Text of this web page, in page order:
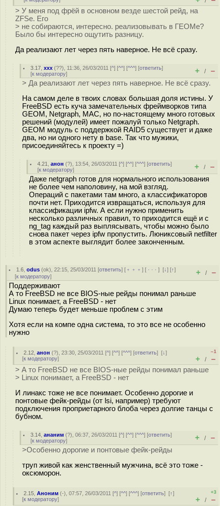
> У меня под фрёй в основном везде шестой рейд, на
ZFSе. Его
> не собираются, интересно. реализовывать в ГЕОМе?
Было бы интересно ощутить разницу.
Да реализают лет через пять наверное. Не всё сразу.
3.17 ,xxx (??), 11:36, 26/03/2011 [^] [^^] [^^^] [ответить]
[к модератору] + / –
> Да реализают лет через пять наверное. Не всё сразу.
На самом деле в твоих словах большая доля истины. У
FreeBSD есть куча замечательных фреймворков типа
GEOM, Netgraph, MAC, но по-настоящему много готовых
решений (модулей) имеет пожалуй только Netgraph.
GEOM модуль с поддержкой RAID5 существует и даже
два, но ни одного нету в base. Так что мужики,
присоединяйтесь к проекту =)
4.21 ,анон (?), 13:54, 26/03/2011 [^] [^^] [^^^] [ответить]
[к модератору] + / –
Даже netgraph готов для нормального использования
не более чем наполовину, на мой взгляд.
Операций с пакетами там много, а классификаторов
почти нет. Приходится извращаться, используя для
классификации ipfw. А если нужно применить
несколько различных правил, то приходится ещё и с
ng_tag каждый раз выплясывать, чтобы можно было
снова пакет через ipfw пропустить. Люниксовый netfilter
в этом аспекте выглядит более законченным.
1.6 ,odus (ok), 22:15, 25/03/2011 [ответить] [ ﹢﹢﹢] [ · · ·][↓] [↑]
[к модератору] + / –
Поддерживают
А то FreeBSD не все BIOS-ные рейды понимал раньше
Linux понимает, а FreeBSD - нет
Думаю теперь будет меньше проблем с этим
Хотя если на компе одна система, то это все не особенно
нужно
2.12 ,анон (?), 23:30, 25/03/2011 [^] [^^] [^^^] [ответить][↓]
[к модератору]
–1
+ / –
> А то FreeBSD не все BIOS-ные рейды понимал раньше
> Linux понимает, а FreeBSD - нет
И линакс тоже не все понимает. Особенно дорогие и
понтовые фейк-рейды (от lsi, например) требуют
подключения проприетарного блоба через долгие танцы с
бубном.
3.14 ,ананим (?), 06:37, 26/03/2011 [^] [^^] [^^^] [ответить]
[к модератору] + / –
>Особенно дорогие и понтовые фейк-рейды
труп живой как женственный мужчина, всё это тоже -
оксюморон.
2.15 ,Аноним (-), 07:57, 26/03/2011 [^] [^^] [^^^] [ответить][↑]
[к модератору]
+3
+ / –